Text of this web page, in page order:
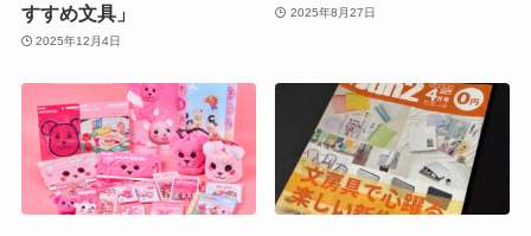
すすめ文具」
2025年12月4日
2025年8月27日